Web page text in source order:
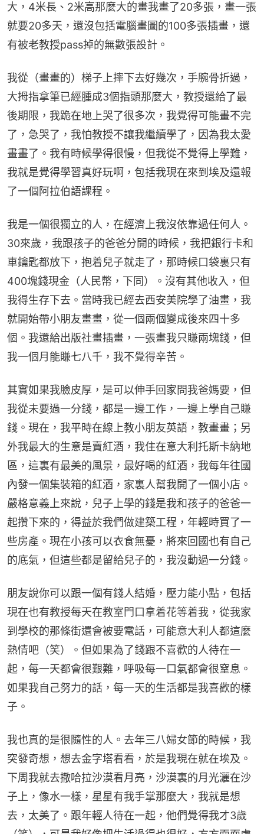
大，4米長、2米高那麼大的畫我畫了20多張，畫一張
就要20多天，還沒包括電腦畫圖的100多張插畫，還
有被老教授pass掉的無數張設計。
我從（畫畫的）梯子上摔下去好幾次，手腕骨折過，
大拇指拿筆已經腫成3個指頭那麼大，教授還給了最
後期限，我跪在地上哭了很多次，我覺得可能畫不完
了，急哭了，我怕教授不讓我繼續學了，因為我太愛
畫畫了。我有時候學得很慢，但我從不覺得上學難，
我就是覺得學習真好玩啊，包括我現在來到埃及還報
了一個阿拉伯語課程。
我是一個很獨立的人，在經濟上我沒依靠過任何人。
30來歲，我跟孩子的爸爸分開的時候，我把銀行卡和
車鑰匙都放下，抱着兒子就走了，那時候口袋裏只有
400塊錢現金（人民幣，下同）。沒有其他收入，但
我得生存下去。當時我已經去西安美院學了油畫，我
就開始帶小朋友畫畫，從一個兩個變成後來四十多
個。我還給出版社畫插畫，一張畫我只賺兩塊錢，但
我一個月能賺七八千，我不覺得辛苦。
其實如果我臉皮厚，是可以伸手回家問我爸媽要，但
我從未要過一分錢，都是一邊工作，一邊上學自己賺
錢。現在，我平時在線上教小朋友英語，教畫畫；另
外我最大的生意是賣紅酒，我住在意大利托斯卡納地
區，這裏有最美的風景，最好喝的紅酒，我每年往國
內發一個集裝箱的紅酒，家裏人幫我開了一個小店。
嚴格意義上來說，兒子上學的錢是我和孩子的爸爸一
起攢下來的，得益於我們做建築工程，年輕時買了一
些房產。現在小孩可以衣食無憂，將來回國也有自己
的底氣，但這些都是留給兒子的，我沒動過一分錢。
朋友說你可以跟一個有錢人結婚，壓力能小點，包括
現在也有教授每天在教室門口拿着花等着我，從我家
到學校的那條街還會被要電話，可能意大利人都這麼
熱情吧（笑）。但如果為了錢跟不喜歡的人待在一
起，每一天都會很艱難，呼吸每一口氣都會很窒息。
如果我自己努力的話，每一天的生活都是我喜歡的樣
子。
我也真的是很隨性的人。去年三八婦女節的時候，我
突發奇想，想去金字塔看看，於是我現在就在埃及。
下周我就去撒哈拉沙漠看月亮，沙漠裏的月光灑在沙
子上，像水一樣，星星有我手掌那麼大，我就是想
去，太美了。跟年輕人待在一起，他們覺得我才3歲